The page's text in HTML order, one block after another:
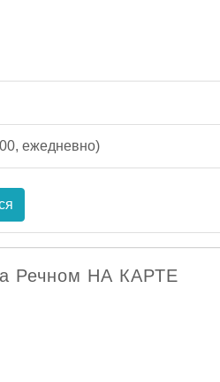
ежедневно)
Речном НА КАРТЕ